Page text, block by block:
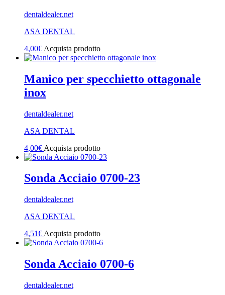
dentaldealer.net
ASA DENTAL
4,00€ Acquista prodotto
Manico per specchietto ottagonale
inox
dentaldealer.net
ASA DENTAL
4,00€ Acquista prodotto
Sonda Acciaio 0700-23
dentaldealer.net
ASA DENTAL
4,51€ Acquista prodotto
Sonda Acciaio 0700-6
dentaldealer.net